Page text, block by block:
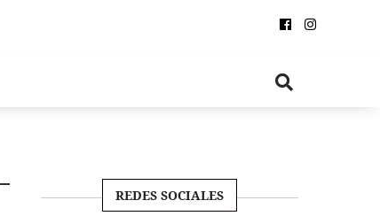
REDES SOCIALES